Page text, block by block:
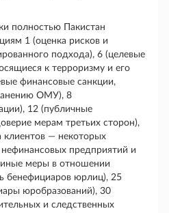
полностью Пакистан
1 (оценка рисков и
подхода), 6 (целевые
к терроризму и его
финансовые санкции,
ОМУ), 8
12 (публичные
мерам третьих сторон),
— некоторых
предприятий и
меры в отношении
бенефициаров юрлиц), 25
юробразований), 30
и следственных